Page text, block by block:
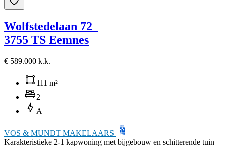
Wolfstedelaan 72
3755 TS Eemnes
€ 589.000 k.k.
111 m²
2
A
VOS & MUNDT MAKELAARS
Karakteristieke 2-1 kapwoning met bijgebouw en schitterende tuin